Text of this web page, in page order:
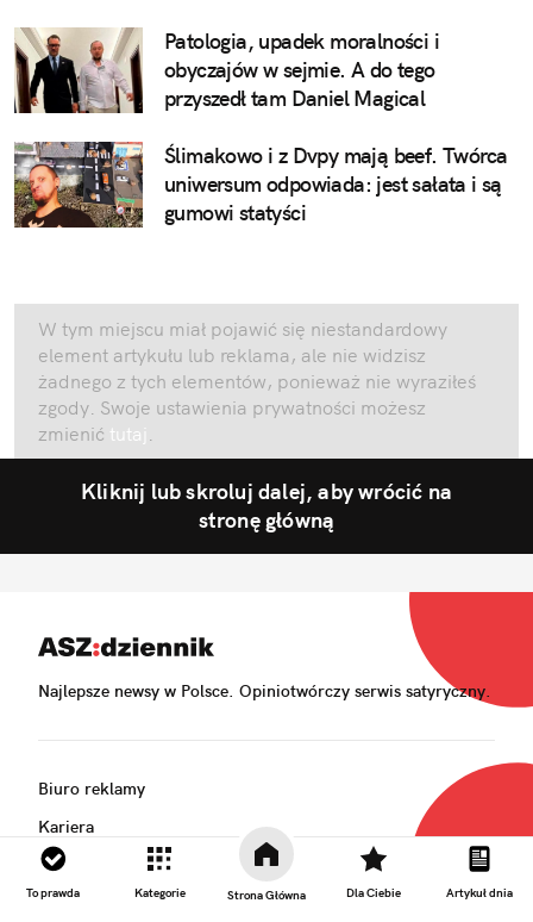
To prawda Kategorie Strona Główna Dla Ciebie Artykuł dnia
Patologia, upadek moralności i
obyczajów w sejmie. A do tego
przyszedł tam Daniel Magical
Ślimakowo i z Dvpy mają beef. Twórca
uniwersum odpowiada: jest sałata i są
gumowi statyści
W tym miejscu miał pojawić się niestandardowy
element artykułu lub reklama, ale nie widzisz
żadnego z tych elementów, ponieważ nie wyraziłeś
zgody. Swoje ustawienia prywatności możesz
zmienić tutaj .
Kliknij lub skroluj dalej, aby wrócić na
stronę główną
Najlepsze newsy w Polsce. Opiniotwórczy serwis satyryczny.
Biuro reklamy
Kariera
Skład redakcji
Kontakt